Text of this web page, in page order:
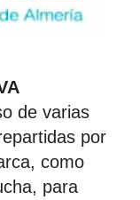
de varias
por
como
para